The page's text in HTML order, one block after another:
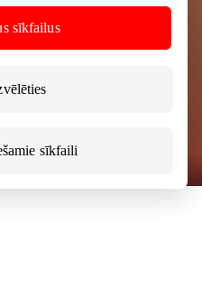
sīkfailus
sīkfaili